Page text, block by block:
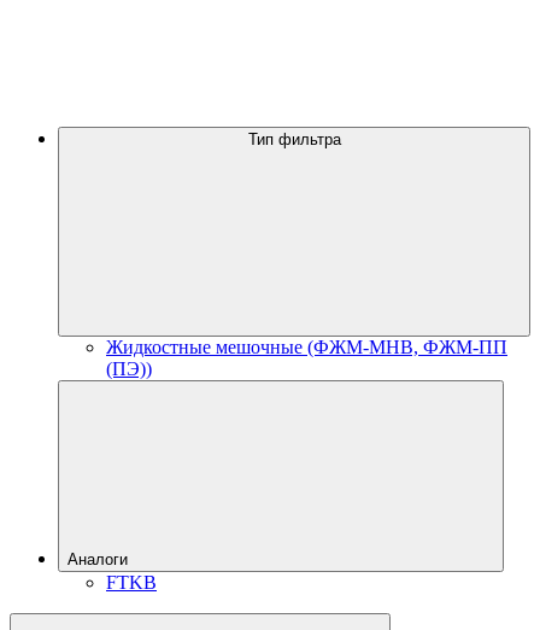
Тип фильтра
Жидкостные мешочные (ФЖМ-МНВ, ФЖМ-ПП
(ПЭ))
Аналоги
FTKB